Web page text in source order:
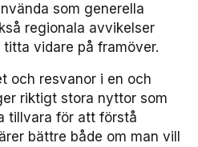
2022
2026
2025
2024
2026
2025
som generella
regionala avvikelser
vidare på framöver.
och resvanor i en och
riktigt stora nyttor som
tillvara för att förstå
bättre både om man vill